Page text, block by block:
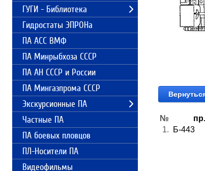
ГУГИ - Библиотека
Гидростаты ЭПРОНа
ПА АСС ВМФ
ПА Минрыбхоза СССР
ПА АН СССР и России
ПА Мингазпрома СССР
Экскурсионные ПА
Частные ПА
ПА боевых пловцов
ПЛ-Носители ПА
Видеофильмы
№
1.
Б-443